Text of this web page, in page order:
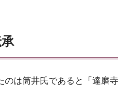
は筒井氏であると「達磨